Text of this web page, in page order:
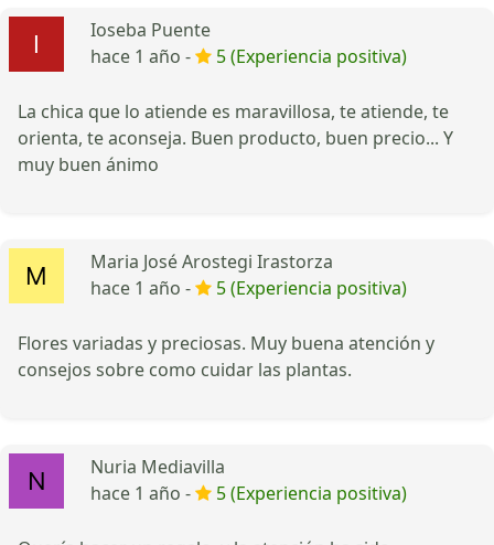
Ioseba Puente
hace 1 año -
5 (Experiencia positiva)
La chica que lo atiende es maravillosa, te atiende, te
orienta, te aconseja. Buen producto, buen precio... Y
muy buen ánimo
Maria José Arostegi Irastorza
hace 1 año -
5 (Experiencia positiva)
Flores variadas y preciosas. Muy buena atención y
consejos sobre como cuidar las plantas.
Nuria Mediavilla
hace 1 año -
5 (Experiencia positiva)